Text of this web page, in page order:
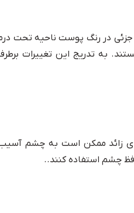
در رنگ پوست ناحیه تحت
به تدریج این تغییرات
زائد ممکن است به چشم
چشم استفاده کنند..